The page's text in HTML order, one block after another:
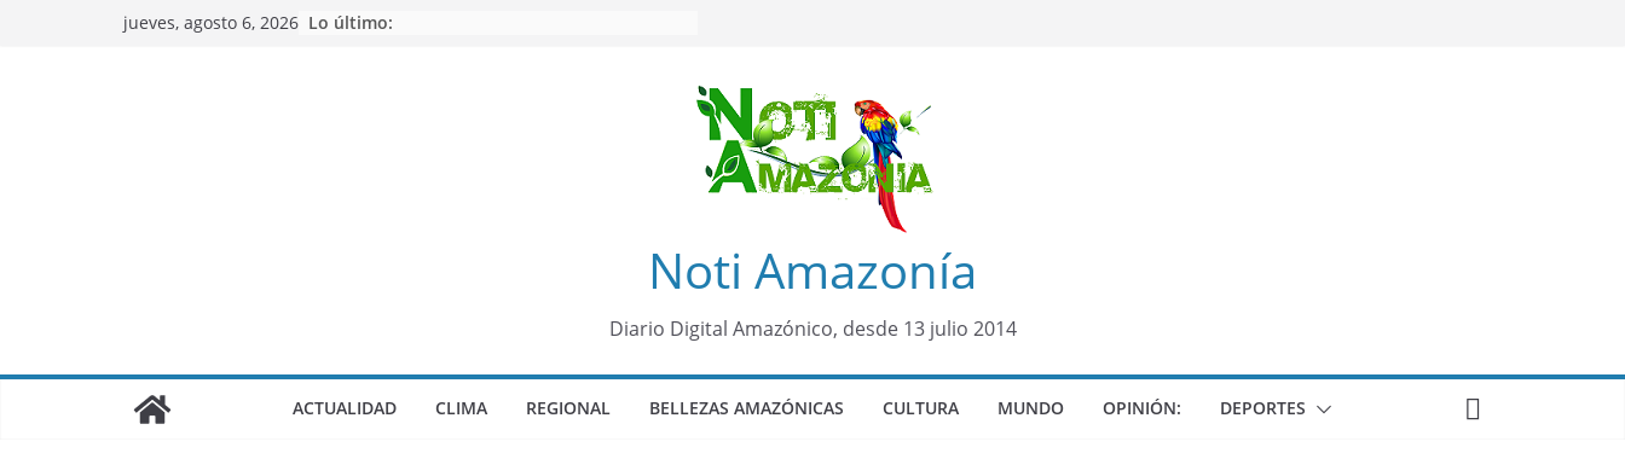
jueves, agosto 6, 2026 Lo último:
Noti Amazonía
Diario Digital Amazónico, desde 13 julio 2014
ACTUALIDAD CLIMA REGIONAL BELLEZAS AMAZÓNICAS CULTURA MUNDO OPINIÓN: DEPORTES